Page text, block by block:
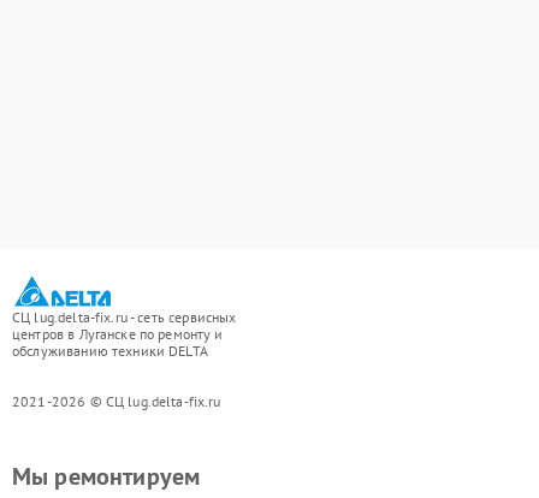
СЦ lug.delta-fix.ru - сеть сервисных
центров в Луганске по ремонту и
обслуживанию техники DELTA
2021-2026 © СЦ lug.delta-fix.ru
Мы ремонтируем